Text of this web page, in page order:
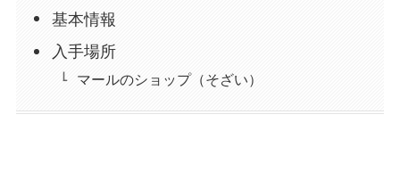
基本情報
入手場所
マールのショップ（そざい）